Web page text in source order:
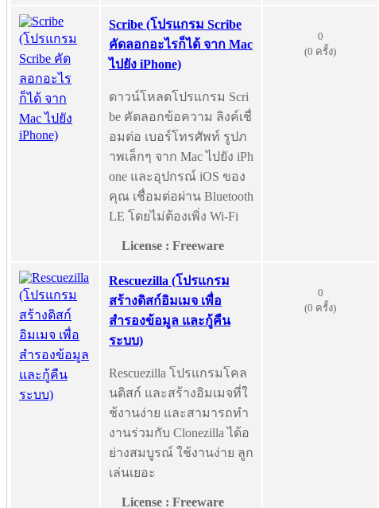
Scribe (โปรแกรม Scribe
คัดลอกอะไรก็ได้ จาก Mac
ไปยัง iPhone)
ดาวน์โหลดโปรแกรม Scri
be คัดลอกข้อความ ลิงค์เชื่
อมต่อ เบอร์โทรศัพท์ รูปภ
าพเล็กๆ จาก Mac ไปยัง iPh
one และอุปกรณ์ iOS ของ
คุณ เชื่อมต่อผ่าน Bluetooth
LE โดยไม่ต้องเพิ่ง Wi-Fi
License : Freeware
0
(0 ครั้ง)
Rescuezilla (โปรแกรม
สร้างดิสก์อิมเมจ เพื่อ
สำรองข้อมูล และกู้คืน
ระบบ)
Rescuezilla โปรแกรมโคล
นดิสก์ และสร้างอิมเมจที่ใ
ช้งานง่าย และสามารถทำ
งานร่วมกับ Clonezilla ได้อ
ย่างสมบูรณ์ ใช้งานง่าย ลูก
เล่นเยอะ
License : Freeware
0
(0 ครั้ง)